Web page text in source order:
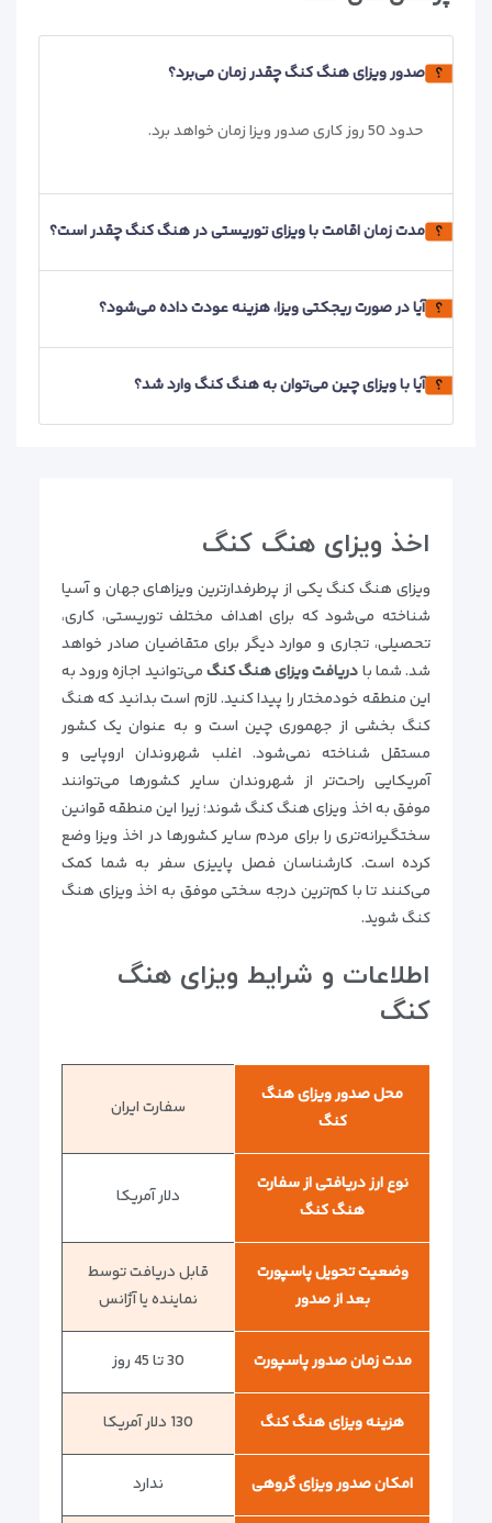
صدور ویزای هنگ کنگ چقدر زمان می‌برد؟
حدود 50 روز کاری صدور ویزا زمان خواهد برد.
مدت زمان اقامت با ویزای توریستی در هنگ کنگ چقدر است؟
آیا در صورت ریجکتی ویزا، هزینه عودت داده می‌شود؟
آیا با ویزای چین می‌توان به هنگ کنگ وارد شد؟
اخذ ویزای هنگ کنگ
ویزای هنگ کنگ یکی از پرطرفدارترین ویزاهای جهان و آسیا
شناخته می‌شود که برای اهداف مختلف توریستی، کاری،
تحصیلی، تجاری و موارد دیگر برای متقاضیان صادر خواهد
شد. شما بادریافت ویزای هنگ کنگمی‌توانید اجازه ورود به
این منطقه خودمختار را پیدا کنید. لازم است بدانید که هنگ
کنگ بخشی از جهموری چین است و به عنوان یک کشور
مستقل شناخته نمی‌شود. اغلب شهروندان اروپایی و
آمریکایی راحت‌تر از شهروندان سایر کشورها می‌توانند
موفق به اخذ ویزای هنگ کنگ شوند؛ زیرا این منطقه قوانین
سختگیرانه‌تری را برای مردم سایر کشورها در اخذ ویزا وضع
کرده است. کارشناسان فصل پاییزی سفر به شما کمک
می‌کنند تا با کم‌ترین درجه سختی موفق به اخذ ویزای هنگ
کنگ شوید.
اطلاعات و شرایط ویزای هنگ
کنگ
محل صدور ویزای هنگ
کنگ
سفارت ایران
نوع ارز دریافتی از سفارت
هنگ کنگ
دلار آمریکا
وضعیت تحویل پاسپورت
بعد از صدور
قابل دریافت توسط
نماینده یا آژانس
مدت زمان صدور پاسپورت 30 تا 45 روز
هزینه ویزای هنگ کنگ 130 دلار آمریکا
امکان صدور ویزای گروهی ندارد